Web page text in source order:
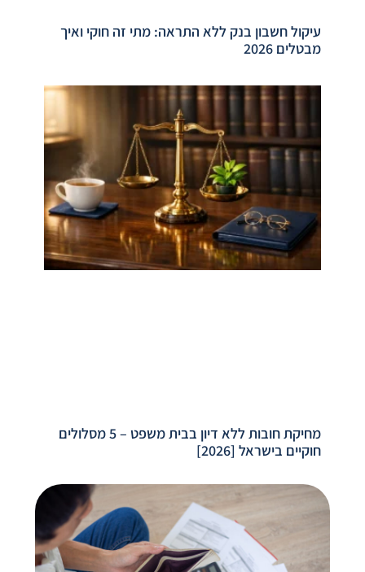
עיקול חשבון בנק ללא התראה: מתי זה חוקי ואיך
מבטלים 2026
מחיקת חובות ללא דיון בבית משפט – 5 מסלולים
חוקיים בישראל [2026]